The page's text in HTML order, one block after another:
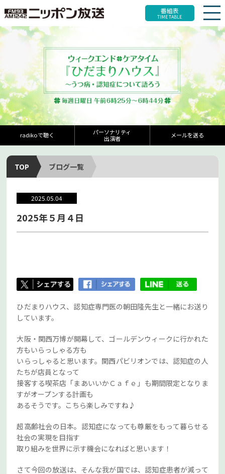
番組表
TIME TABLE
radikoで聴く
パーソナリティ
出演者
メールを送る
TOP ブログ一覧
2025.05.04
2025年５月４日
ひだまりハウス、認知症専門医の朝田隆先生と一緒にお送り
しています。
大阪・関西万博が開幕して、ゴールデンウィークに行かれた
方もいらっしゃる方も
いらっしゃると思います。関西パビリオンでは、認知症の人
たちが店員となって
接客する喫茶店「まあいいかＣａｆｅ」も期間限定となりま
すがオープンする計画も
あるそうです。こちら楽しみですね♪
超高齢社会の日本。認知症になっても尊厳をもって暮らせる
社会の実現を目指す
取り組みを世界に示す機会になればと思います！
さて今回の放送は、そんな我が国では、認知症患者が減って